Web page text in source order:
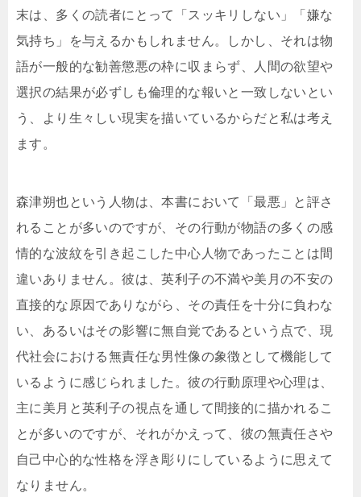
末は、多くの読者にとって「スッキリしない」「嫌な
気持ち」を与えるかもしれません。しかし、それは物
語が一般的な勧善懲悪の枠に収まらず、人間の欲望や
選択の結果が必ずしも倫理的な報いと一致しないとい
う、より生々しい現実を描いているからだと私は考え
ます。
森津朔也という人物は、本書において「最悪」と評さ
れることが多いのですが、その行動が物語の多くの感
情的な波紋を引き起こした中心人物であったことは間
違いありません。彼は、英利子の不満や美月の不安の
直接的な原因でありながら、その責任を十分に負わな
い、あるいはその影響に無自覚であるという点で、現
代社会における無責任な男性像の象徴として機能して
いるように感じられました。彼の行動原理や心理は、
主に美月と英利子の視点を通して間接的に描かれるこ
とが多いのですが、それがかえって、彼の無責任さや
自己中心的な性格を浮き彫りにしているように思えて
なりません。